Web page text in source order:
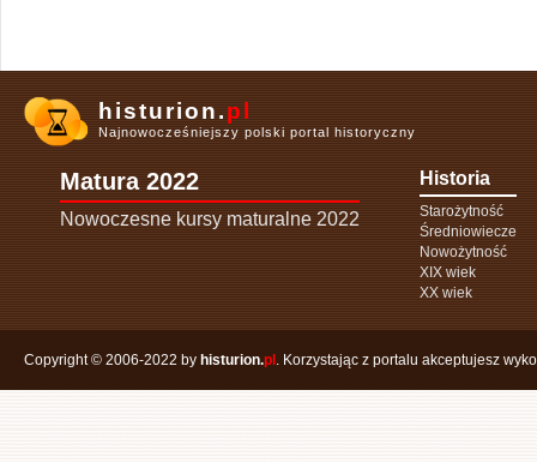
histurion.pl
Najnowocześniejszy polski portal historyczny
Matura 2022
Nowoczesne kursy maturalne 2022
Historia
Starożytność
Średniowiecze
Nowożytność
XIX wiek
XX wiek
Copyright © 2006-2022 by histurion.pl . Korzystając z portalu akceptujesz